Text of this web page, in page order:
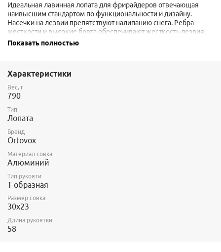
Идеальная лавинная лопата для фрирайдеров отвечающая
наивысшим стандартом по функциональности и дизайну.
Насечки на лезвии препятствуют налипанию снега. Ребра
жесткости и высокие борта обеспечивают жесткость лезвия,
которое к тому же выполнено из сплава алюминия с магнием.
Показать полностью
Характеристики
Вес, г
790
Тип
Лопата
Бренд
Ortovox
Материал совка
Алюминий
Тип рукояти
Т-образная
Размер совка
30х23
Длина рукоятки
58